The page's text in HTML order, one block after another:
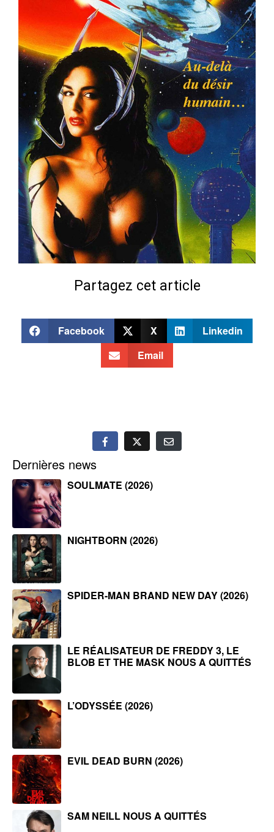
Partagez cet article
Facebook X
Linkedin
Email
Dernières news
SOULMATE (2026)
NIGHTBORN (2026)
SPIDER-MAN BRAND NEW DAY (2026)
LE RÉALISATEUR DE FREDDY 3, LE
BLOB ET THE MASK NOUS A QUITTÉS
L’ODYSSÉE (2026)
EVIL DEAD BURN (2026)
SAM NEILL NOUS A QUITTÉS